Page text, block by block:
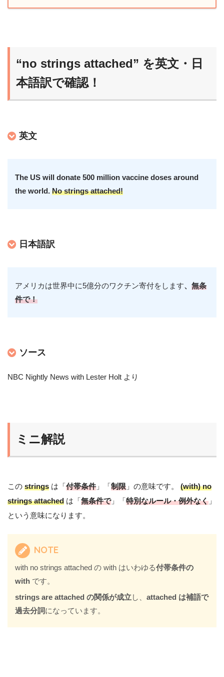
“no strings attached” を英文・日
本語訳で確認！
英文
The US will donate 500 million vaccine doses around
the world. No strings attached!
日本語訳
アメリカは世界中に5億分のワクチン寄付をします、無条
件で！
ソース
NBC Nightly News with Lester Holt より
ミニ解説
この strings は「付帯条件」「制限 」の意味です。 (with) no
strings attached は「無条件で」「特別なルール・例外なく 」
という意味になります。
NOTE
with no strings attached の with はいわゆる付帯条件の
with です。
strings are attached の関係が成立 し、attached は補語で
過去分詞になっています。